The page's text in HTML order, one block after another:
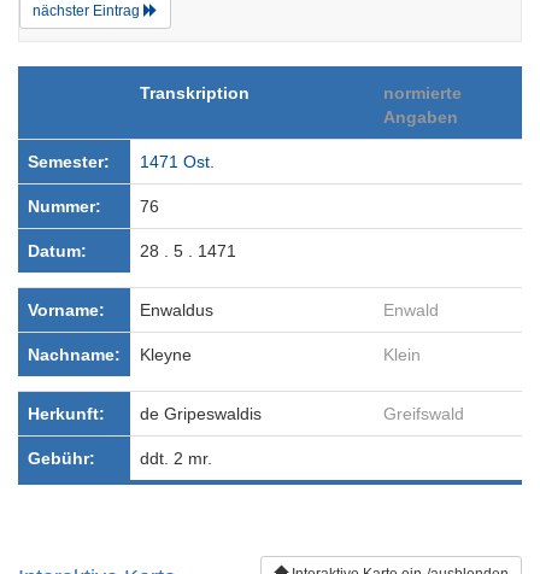
nächster Eintrag
Transkription
normierte
Angaben
Semester: 1471 Ost.
Nummer: 76
Datum: 28 . 5 . 1471
Vorname: Enwaldus Enwald
Nachname: Kleyne Klein
Herkunft: de Gripeswaldis Greifswald
Gebühr: ddt. 2 mr.